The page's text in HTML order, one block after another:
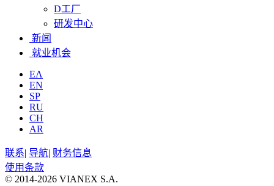
D工厂
研发中心
新闻
就业机会
ΕΛ
EN
SP
RU
CH
AR
联系| 导航| 财务信息
使用条款
© 2014-2026 VIANEX S.A.